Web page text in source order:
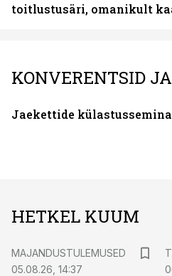
toitlustusäri, omanikult
KONVERENTSID
Jaekettide
HETKEL KUUM
MAJANDUSTULEMUSED
05.08.26, 14:37